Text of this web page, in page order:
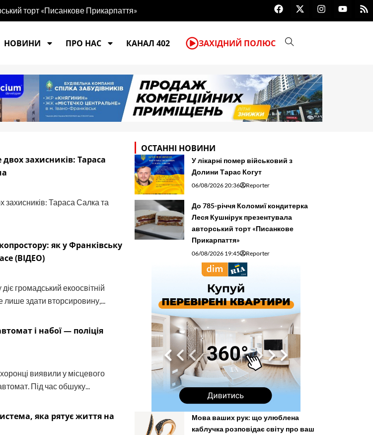
торт «Писанкове Прикарпаття» Мова ваших рук: що улюблена
F
a
c
X
-
t
r
I
n
s
m
Y
o
u
R
s
s
НОВИНИ ПРО НАС КАНАЛ 402 ЗАХІДНИЙ ПОЛЮС
захисників: Тараса
Тараса Салка та
як у Франківську
(ВІДЕО)
громадський екоосвітній
здати вторсировину,...
і набої — поліція
виявили у місцевого
Під час обшуку...
яка рятує життя на
ОСТАННІ НОВИНИ
У лікарні помер військовий з
Долини Тарас Когут
06/08/2026 20:36 Reporter
До 785-річчя Коломиї кондитерка
Леся Кушнірук презентувала
авторський торт «Писанкове
Прикарпаття»
06/08/2026 19:45 Reporter
Мова ваших рук: що улюблена
каблучка розповідає світу про ваш